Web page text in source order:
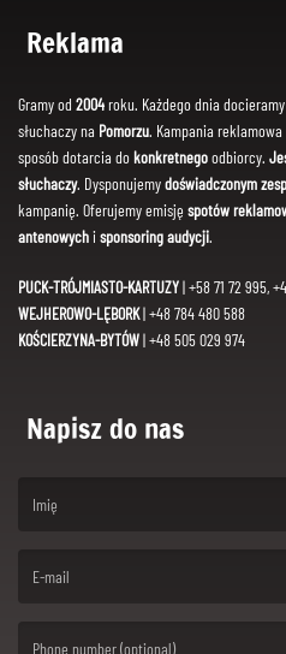
Reklama
Gramy od 2004roku. Każdego dnia
słuchaczy na Pomorzu. Kampania
sposób dotarcia dokonkretnegoodbiorcy.
słuchaczy. Dysponujemydoświadczonym
kampanię. Oferujemy emisję spotów
antenowychi sponsoring audycji.
PUCK-TRÓJMIASTO-KARTUZY| +58 71 72 995,
WEJHEROWO-LĘBORK| +48 784 480 588
KOŚCIERZYNA-BYTÓW| +48 505 029 974
Napisz do nas